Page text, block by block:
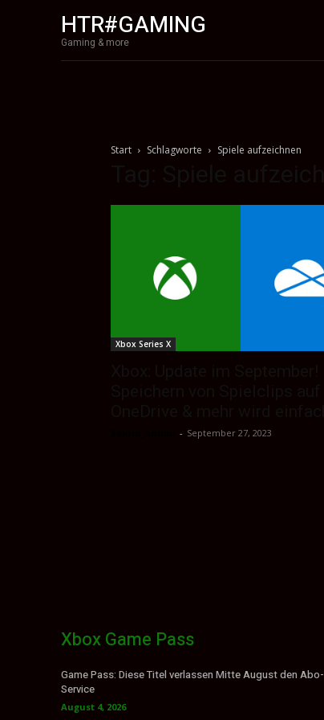
HTR#GAMING
Gaming & more
Start Schlagworte Spiele aufzeichnen
Xbox Series X
- September 27, 2023
Xbox Game Pass
Game Pass: Diese Titel verlassen Mitte August den Abo-
Service
August 4, 2026